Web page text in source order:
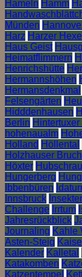
Hameln Hamm
Münden
Harz Harzer
Haus Geist
Heimatflimmern
Henrichshütte
Hermannshöhen
Hermansdenkmal
Felsengärten
Hidddenhausen
Berlin
hohenaualm
Holland Höllental
Holzhauser Bruch
Höxter
Hungerberg
Ibbenbüren
Innsbruck
Challenge Irrtum
Jahresrückblick
Journaling Kahle
Asten-Steig
Kalender Kalletal
Katakomben
Katzentempel